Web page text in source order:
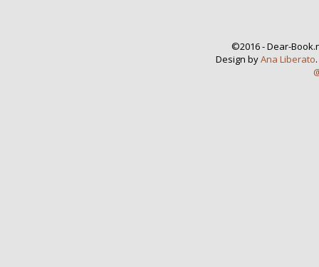
©2016 - Dear-
Design byAna Liberato